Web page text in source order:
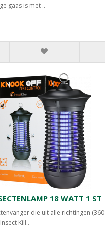
gaas is met ..
18 WATT 1 ST
die uit alle richtingen
Kill..